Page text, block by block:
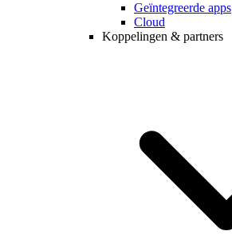
Geïntegreerde apps
Cloud
Koppelingen & partners